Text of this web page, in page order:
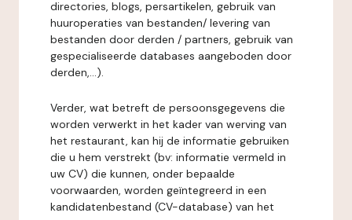
directories, blogs, persartikelen, gebruik van
huuroperaties van bestanden/ levering van
bestanden door derden / partners, gebruik van
gespecialiseerde databases aangeboden door
derden,...).
Verder, wat betreft de persoonsgegevens die
worden verwerkt in het kader van werving van
het restaurant, kan hij de informatie gebruiken
die u hem verstrekt (bv: informatie vermeld in
uw CV) die kunnen, onder bepaalde
voorwaarden, worden geïntegreerd in een
kandidatenbestand (CV-database) van het